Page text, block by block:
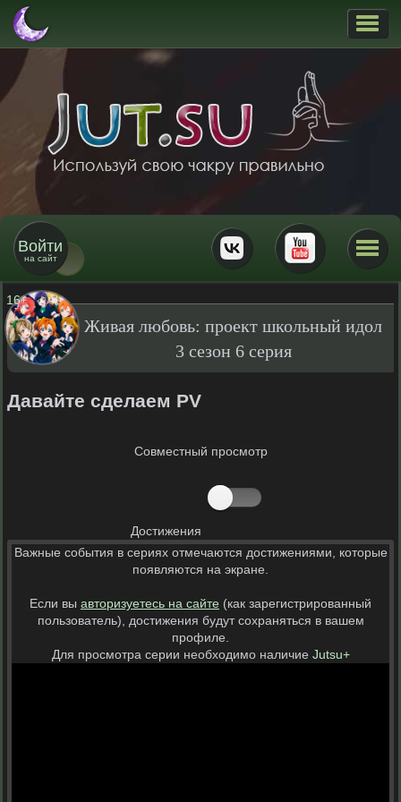
Войти
на сайт
16+
Живая любовь: проект школьный идол
3 сезон 6 серия
Давайте сделаем PV
Совместный просмотр
Достижения
Важные события в сериях отмечаются достижениями, которые
появляются на экране.
Если вы авторизуетесь на сайте (как зарегистрированный
пользователь), достижения будут сохраняться в вашем
профиле.
Для просмотра серии необходимо наличие Jutsu+